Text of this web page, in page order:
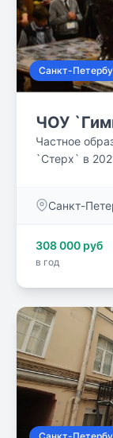
Санкт-
ЧОУ
Частное
`Стерх` в
своим
сложного
раскрытия
Санкт-
308 000 руб
в год